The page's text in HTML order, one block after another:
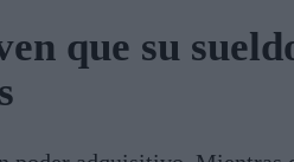
que su